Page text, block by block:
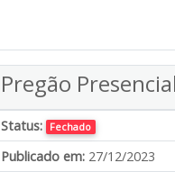
Pregão
Status: Fechado
Publicado em: 27/12/2023